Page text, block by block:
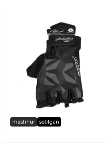
mashhur sotilgan